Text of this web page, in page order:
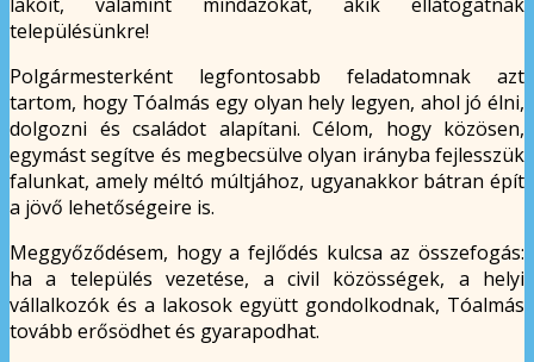
településünkre!
Polgármesterként legfontosabb feladatomnak azt
tartom, hogy Tóalmás egy olyan hely legyen, ahol jó élni,
dolgozni és családot alapítani. Célom, hogy közösen,
egymást segítve és megbecsülve olyan irányba fejlesszük
falunkat, amely méltó múltjához, ugyanakkor bátran épít
a jövő lehetőségeire is.
Meggyőződésem, hogy a fejlődés kulcsa az összefogás:
ha a település vezetése, a civil közösségek, a helyi
vállalkozók és a lakosok együtt gondolkodnak, Tóalmás
tovább erősödhet és gyarapodhat.